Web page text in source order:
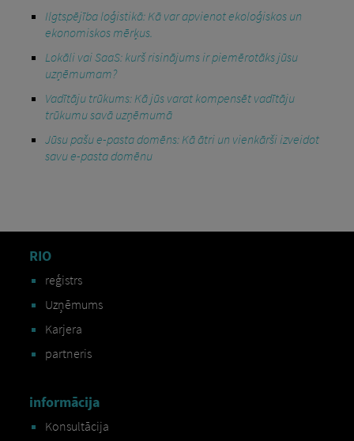
Ilgtspējība loģistikā: Kā var apvienot ekoloģiskos un
ekonomiskos mērķus.
Lokāli vai SaaS: kurš risinājums ir piemērotāks jūsu
uzņēmumam?
Vadītāju trūkums: Kā jūs varat kompensēt vadītāju
trūkumu savā uzņēmumā
Jūsu pašu e-pasta domēns: Kā ātri un vienkārši izveidot
savu e-pasta domēnu
RIO
reģistrs
Uzņēmums
Karjera
partneris
informācija
Konsultācija